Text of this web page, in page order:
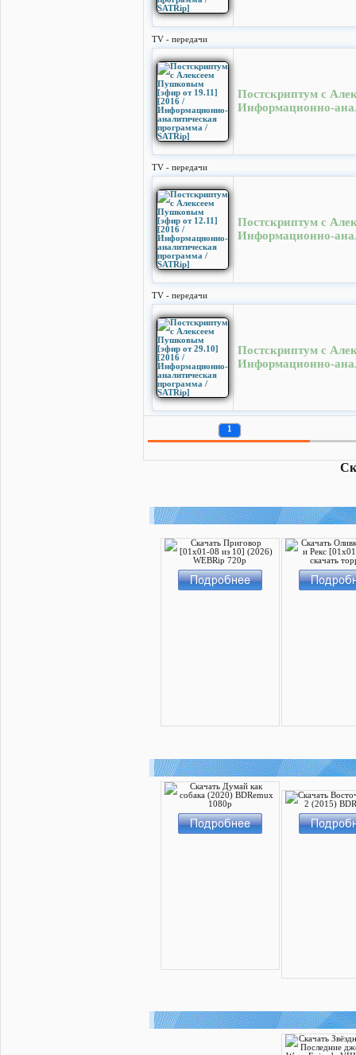
TV - передачи
Постскриптум с
Информационно-
TV - передачи
Постскриптум с
Информационно-
TV - передачи
Постскриптум с
Информационно-
1